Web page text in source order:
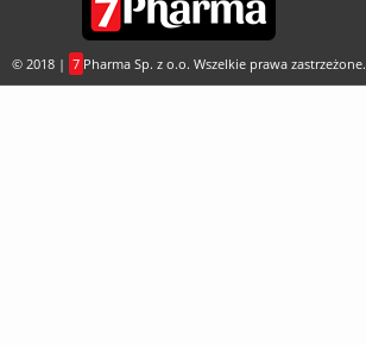
© 2018 | 7 Pharma Sp. z o.o. Wszelkie prawa zastrzeżone.